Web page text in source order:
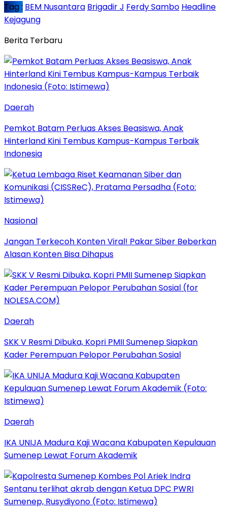
Tag : BEM Nusantara Brigadir J Ferdy Sambo Headline
Kejagung
Berita Terbaru
Daerah
Pemkot Batam Perluas Akses Beasiswa, Anak
Hinterland Kini Tembus Kampus-Kampus Terbaik
Indonesia
Nasional
Jangan Terkecoh Konten Viral! Pakar Siber Beberkan
Alasan Konten Bisa Dihapus
Daerah
SKK V Resmi Dibuka, Kopri PMII Sumenep Siapkan
Kader Perempuan Pelopor Perubahan Sosial
Daerah
IKA UNIJA Madura Kaji Wacana Kabupaten Kepulauan
Sumenep Lewat Forum Akademik